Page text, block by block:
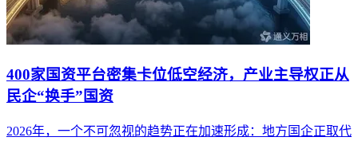
400家国资平台密集卡位低空经济，产业主导权正从
民企“换手”国资
2026年，一个不可忽视的趋势正在加速形成：地方国企正取代